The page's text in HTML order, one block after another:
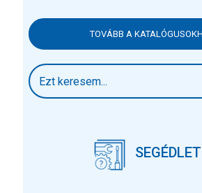
TOVÁBB A